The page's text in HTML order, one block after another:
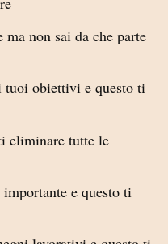
non sai da che parte
obiettivi e questo ti
eliminare tutte le
e questo ti